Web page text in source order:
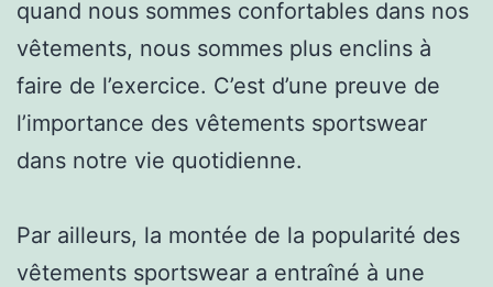
quand nous sommes confortables dans nos
vêtements, nous sommes plus enclins à
faire de l’exercice. C’est d’une preuve de
l’importance des vêtements sportswear
dans notre vie quotidienne.
Par ailleurs, la montée de la popularité des
vêtements sportswear a entraîné à une